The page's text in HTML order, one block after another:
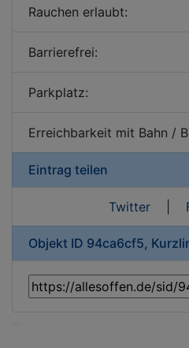
Rauchen erlaubt:
Barrierefrei:
Parkplatz:
Erreichbarkeit mit Bahn /
Eintrag teilen
Twitter|
Objekt ID 94ca6cf5,